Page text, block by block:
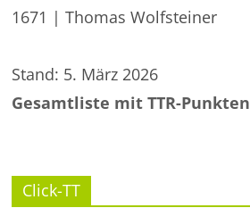
1671 | Thomas Wolfsteiner
Stand: 5. März 2026
Gesamtliste mit TTR-Punkten
Click-TT